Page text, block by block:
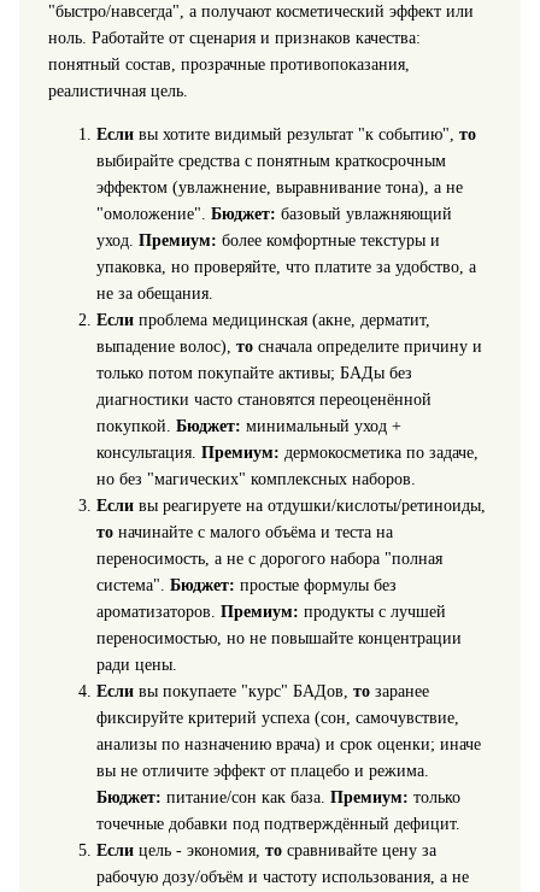
"быстро/навсегда", а получают косметический эффект или
ноль. Работайте от сценария и признаков качества:
понятный состав, прозрачные противопоказания,
реалистичная цель.
Есливы хотите видимый результат "к событию", то
выбирайте средства с понятным краткосрочным
эффектом (увлажнение, выравнивание тона), а не
"омоложение". Бюджет: базовый увлажняющий
уход. Премиум: более комфортные текстуры и
упаковка, но проверяйте, что платите за удобство, а
не за обещания.
Еслипроблема медицинская (акне, дерматит,
выпадение волос), тосначала определите причину и
только потом покупайте активы; БАДы без
диагностики часто становятся переоценённой
покупкой. Бюджет: минимальный уход +
консультация. Премиум: дермокосметика по задаче,
но без "магических" комплексных наборов.
Есливы реагируете на отдушки/кислоты/ретиноиды,
тоначинайте с малого объёма и теста на
переносимость, а не с дорогого набора "полная
система". Бюджет: простые формулы без
ароматизаторов. Премиум: продукты с лучшей
переносимостью, но не повышайте концентрации
ради цены.
Есливы покупаете "курс" БАДов, тозаранее
фиксируйте критерий успеха (сон, самочувствие,
анализы по назначению врача) и срок оценки; иначе
вы не отличите эффект от плацебо и режима.
Бюджет: питание/сон как база. Премиум: только
точечные добавки под подтверждённый дефицит.
Еслицель - экономия, тосравнивайте цену за
рабочую дозу/объём и частоту использования, а не